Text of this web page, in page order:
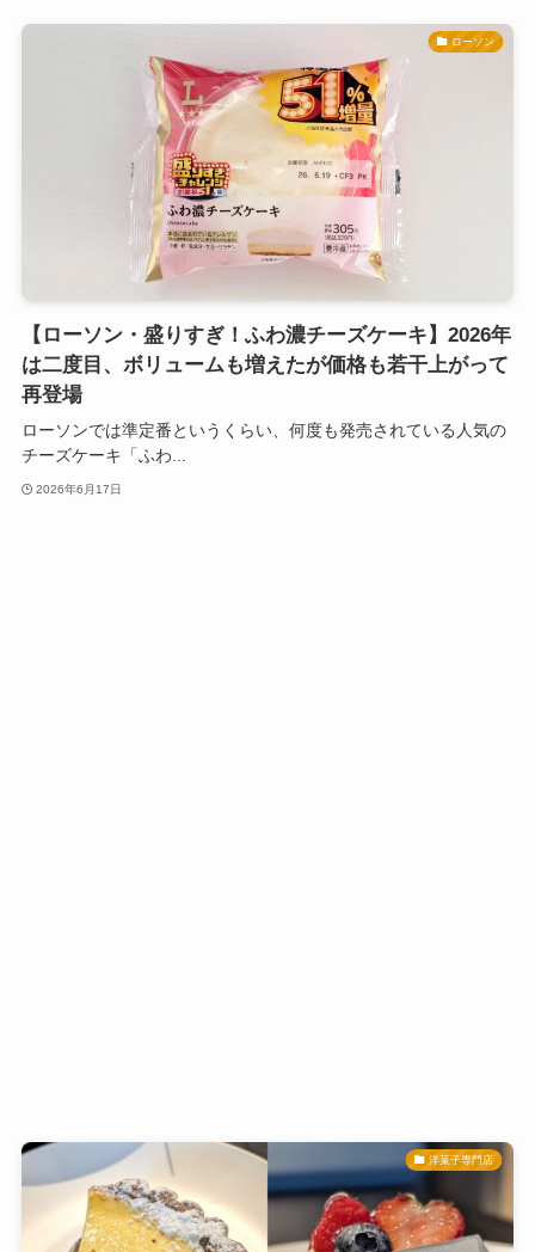
ローソン
【ローソン・盛りすぎ！ふわ濃チーズケーキ】2026年
は二度目、ボリュームも増えたが価格も若干上がって
再登場
ローソンでは準定番というくらい、何度も発売されている人気の
チーズケーキ「ふわ...
2026年6月17日
洋菓子専門店